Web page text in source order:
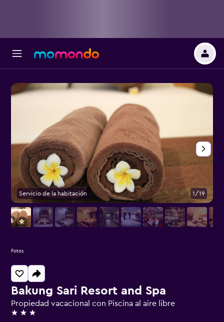
Bakung Sari Resort and Spa
Propiedad vacacional con Piscina al aire libre
3 estrellas
Servicio de la habitación 1/19
Fotos